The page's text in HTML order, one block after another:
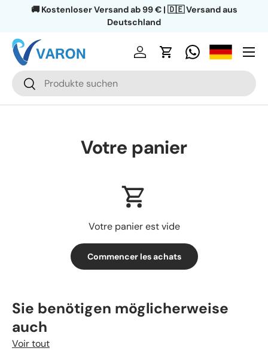
🚚 Kostenloser Versand ab 99 € | 🇩🇪 Versand aus
Deutschland
Recherche
Rechercher
Se connecter
Panier
Menu
Votre panier
Votre panier est vide
Commencer les achats
Sie benötigen möglicherweise
auch
Voir tout